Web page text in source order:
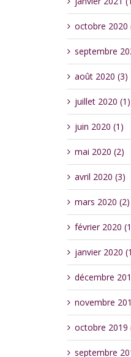
octobre 2020
septembre
août 2020 (3)
juillet 2020 (1)
juin 2020 (1)
mai 2020 (2)
avril 2020 (3)
mars 2020 (2)
février 2020
janvier 2020
décembre
novembre
octobre 2019
septembre